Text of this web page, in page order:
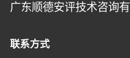
广东顺德安评技术咨询
联系方式